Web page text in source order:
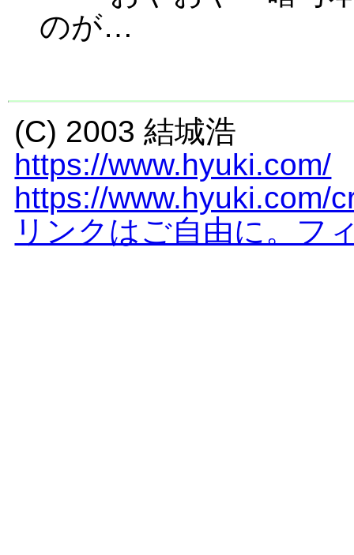
のが…
(C) 2003 結城浩
https://www.hyuki.com/
https://www.hyuki.com/
リンクはご自由に。フ